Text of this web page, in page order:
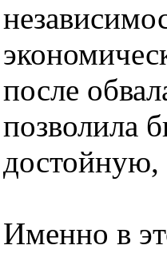
после
позволила
достойную,
Именно в